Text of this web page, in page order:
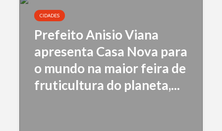
CIDADES
Prefeito Anisio Viana
apresenta Casa Nova para
o mundo na maior feira de
fruticultura do planeta,...